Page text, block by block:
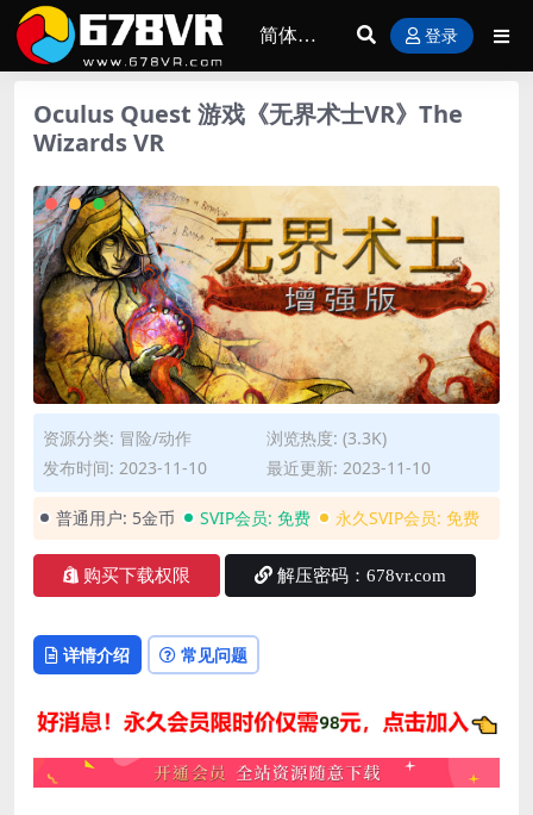
登录
Oculus Quest 游戏《无界术士VR》The
Wizards VR
资源分类: 冒险/动作
浏览热度: (3.3K)
发布时间: 2023-11-10
最近更新: 2023-11-10
普通用户: 5金币 SVIP会员: 免费 永久SVIP会员: 免费
购买下载权限 解压密码：678vr.com
详情介绍 常见问题